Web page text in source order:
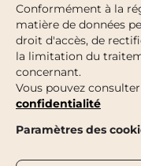
Conformément à la
matière de données
droit d'accès, de
la limitation du
concernant.
Vous pouvez consulter
confidentialité
Paramètres des